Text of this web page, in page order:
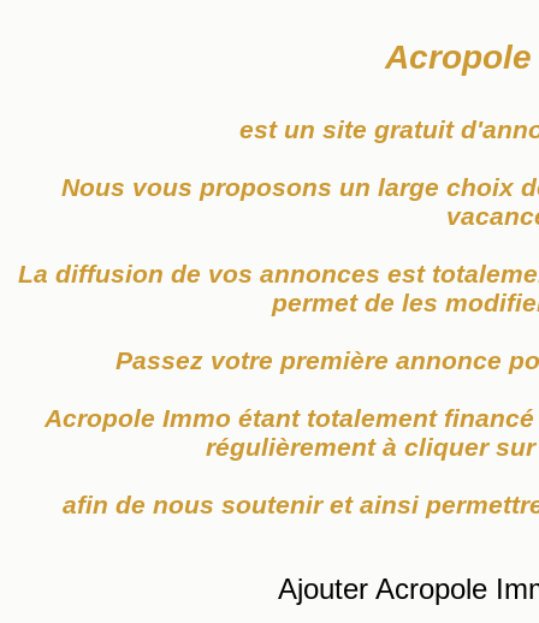
Acropole
est un site gratuit
Nous vous proposons un large choix
La diffusion de vos annonces est
permet de les
Passez votre première annonce
Acropole Immo étant totalement
régulièrement à cliquer
afin de nous soutenir et ainsi
Ajouter Acropole